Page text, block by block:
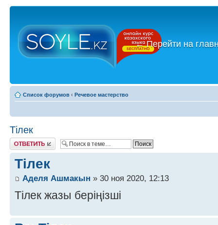
←Перейти на
Список форумов ‹ Речевое мастерство
Тілек
Ответить
Тілек
Аделя Ашмакын » 30 ноя 2020, 12:13
Тілек жазы беріңізші